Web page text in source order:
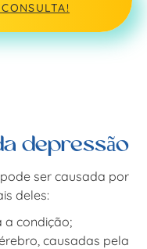
depressão
ser causada por
deles:
a condição;
causadas pela